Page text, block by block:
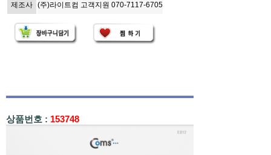
제조사 (주)라이트컴 고객지원 070-7117-6705
상품번호 : 153748